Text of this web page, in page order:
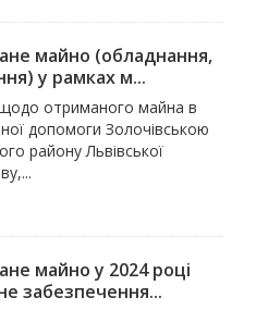
майно (обладнання,
у рамках м...
отриманого майна в
допомоги Золочівською
району Львівської
майно у 2024 році
забезпечення...